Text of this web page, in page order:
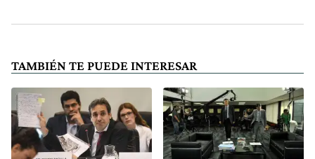
TAMBIÉN TE PUEDE INTERESAR